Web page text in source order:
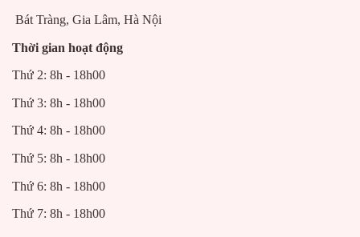
Bát Tràng, Gia Lâm, Hà Nội
Thời gian hoạt động
Thứ 2: 8h - 18h00
Thứ 3: 8h - 18h00
Thứ 4: 8h - 18h00
Thứ 5: 8h - 18h00
Thứ 6: 8h - 18h00
Thứ 7: 8h - 18h00